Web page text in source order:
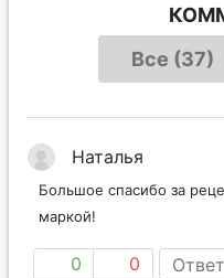
Все (37)
Наталья
Большое спасибо за
маркой!
0 0